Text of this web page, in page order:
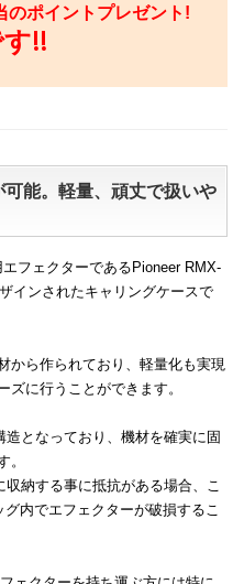
のポイントプレゼント!
!!
可能。軽量、頑丈で扱いや
フェクターであるPioneer RMX-
インされたキャリングケースで
から作られており、軽量化も実現
ズに行うことができます。
となっており、機材を確実に固
。
納する事に抵抗がある場合、こ
内でエフェクターが破損するこ